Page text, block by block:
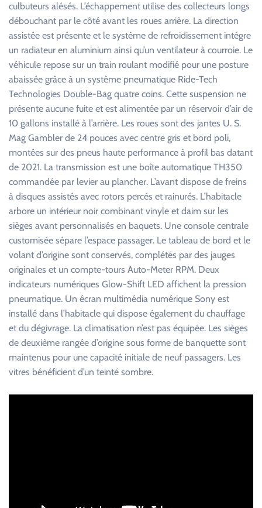
culbuteurs alésés. L’échappement utilise des collecteurs longs
débouchant par le côté avant les roues arrière. La direction
assistée est présente et le système de refroidissement intègre
un radiateur en aluminium ainsi qu’un ventilateur à courroie. Le
véhicule repose sur un train roulant modifié pour une posture
abaissée grâce à un système pneumatique Ride-Tech
Technologies Double-Bag quatre coins. Cette suspension ne
présente aucune fuite et est alimentée par un réservoir d’air de
10 gallons installé à l’arrière. Les roues sont des jantes U. S.
Mag Gambler de 24 pouces avec centre gris et bord poli,
montées sur des pneus haute performance à profil bas datant
de 2021. La transmission est une boîte automatique TH350
commandée par levier au plancher. L’avant dispose de freins
à disques assistés avec rotors percés et rainurés. L’habitacle
arbore un intérieur noir combinant vinyle et daim sur les
sièges avant personnalisés en baquets. Une console centrale
customisée sépare l’espace passager. Le tableau de bord et le
volant d’origine sont conservés, complétés par des jauges
originales et un compte-tours Auto-Meter RPM. Deux
indicateurs numériques Glow-Shift LED affichent la pression
pneumatique. Un écran multimédia numérique Sony est
installé dans l’habitacle qui dispose également du chauffage
et du dégivrage. La climatisation n’est pas équipée. Les sièges
de deuxième rangée d’origine sous forme de banquette sont
maintenus pour une capacité initiale de neuf passagers. Les
vitres bénéficient d’un teinté sombre.